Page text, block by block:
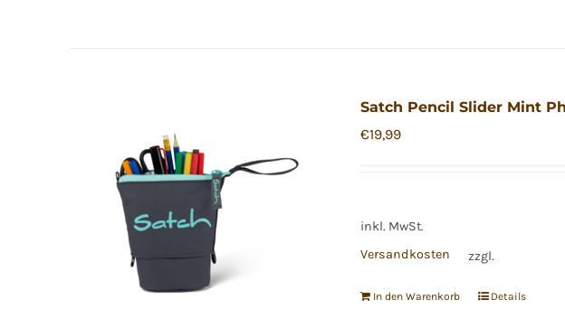
Satch Pencil Slider Mint
€19,99
inkl. MwSt.
zzgl.
Versandkosten
In den Warenkorb Details